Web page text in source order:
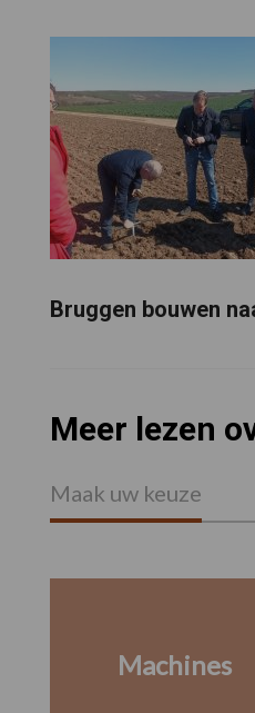
Bruggen bouwen
Meer lezen
Maak uw keuze
Machines